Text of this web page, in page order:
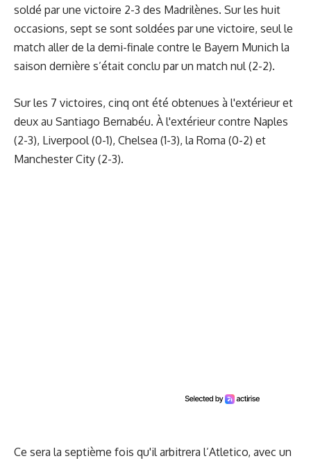
soldé par une victoire 2-3 des Madrilènes. Sur les huit
occasions, sept se sont soldées par une victoire, seul le
match aller de la demi-finale contre le Bayern Munich la
saison dernière s’était conclu par un match nul (2-2).
Sur les 7 victoires, cinq ont été obtenues à l'extérieur et
deux au Santiago Bernabéu. À l'extérieur contre Naples
(2-3), Liverpool (0-1), Chelsea (1-3), la Roma (0-2) et
Manchester City (2-3).
Ce sera la septième fois qu'il arbitrera l’Atletico, avec un